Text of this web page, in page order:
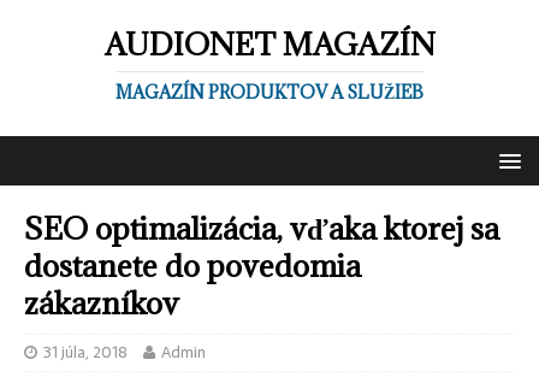
AUDIONET MAGAZÍN
MAGAZÍN PRODUKTOV A SLUŽIEB
SEO optimalizácia, vďaka ktorej sa
dostanete do povedomia
zákazníkov
31 júla, 2018 Admin